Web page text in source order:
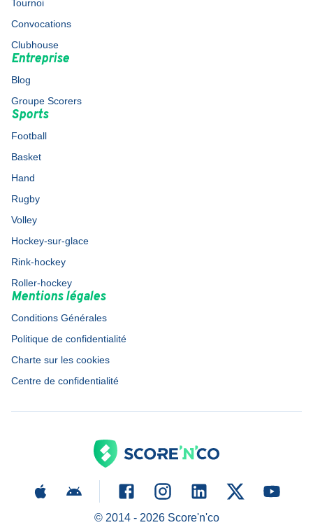
Tournoi
Convocations
Clubhouse
Entreprise
Blog
Groupe Scorers
Sports
Football
Basket
Hand
Rugby
Volley
Hockey-sur-glace
Rink-hockey
Roller-hockey
Mentions légales
Conditions Générales
Politique de confidentialité
Charte sur les cookies
Centre de confidentialité
© 2014 - 2026Score'n'co